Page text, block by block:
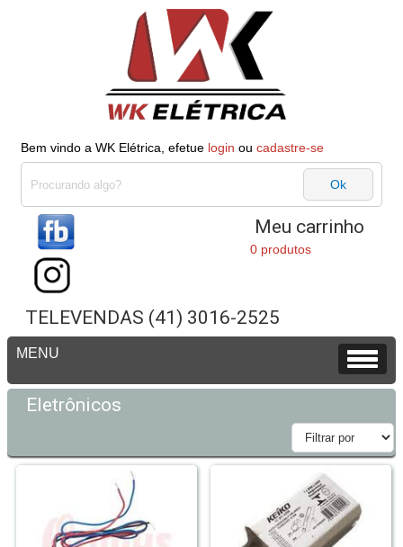
Bem vindo a WK Elétrica, efetue login ou cadastre-se
Meu carrinho
0 produtos
TELEVENDAS (41) 3016-2525
Eletrônicos